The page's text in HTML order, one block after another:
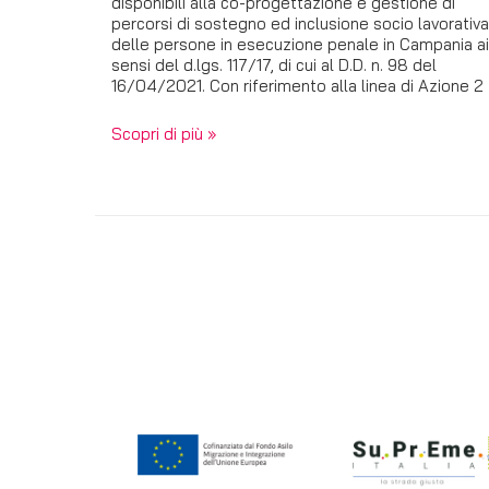
percorsi di sostegno ed inclusione socio lavorativa
delle persone in esecuzione penale in Campania ai
sensi del d.lgs. 117/17, di cui al D.D. n. 98 del
16/04/2021. Con riferimento alla linea di Azione 2
Scopri di più »